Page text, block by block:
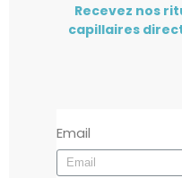
Recevez nos
capillaires
Email